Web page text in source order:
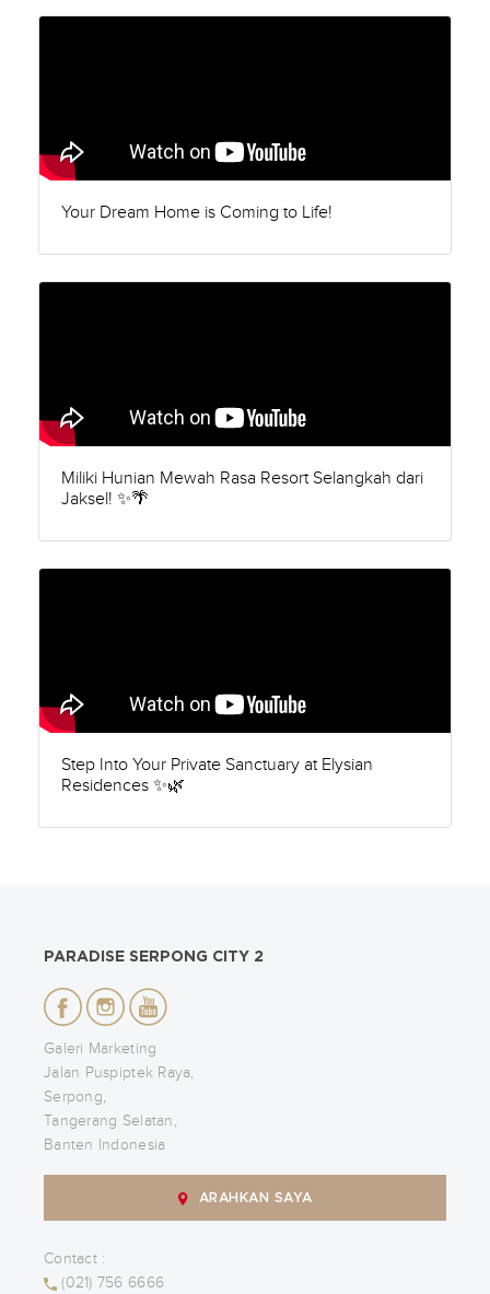
Your Dream Home is Coming to Life!
Miliki Hunian Mewah Rasa Resort Selangkah dari
Jaksel! ✨🌴
Step Into Your Private Sanctuary at Elysian
Residences ✨🌿
PARADISE SERPONG CITY 2
Galeri Marketing
Jalan Puspiptek Raya,
Serpong,
Tangerang Selatan,
Banten Indonesia
ARAHKAN SAYA
Contact :
(021) 756 6666